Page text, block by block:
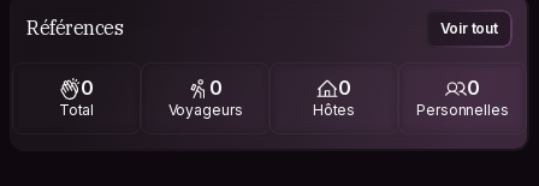
Références Voir tout
0
Total
0
Voyageurs
0
Hôtes
0
Personnelles